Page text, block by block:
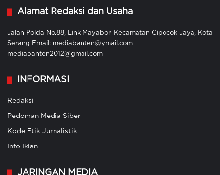
Alamat Redaksi dan Usaha
Jalan Polda No.88, Link Mayabon Kecamatan Cipocok Jaya, Kota
Serang Email: mediabanten@ymail.com
mediabanten2012@gmail.com
INFORMASI
Redaksi
Pedoman Media Siber
Kode Etik Jurnalistik
Info Iklan
JARINGAN MEDIA